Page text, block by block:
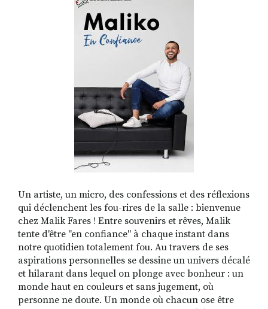
RECHERCHER
S'INSCRIRE À LA NEWSLETTER
FACEBOOKINSTAGRAM
LINKEDINYOUTUBE
Un artiste, un micro, des confessions et des réflexions
qui déclenchent les fou-rires de la salle : bienvenue
chez Malik Fares ! Entre souvenirs et rêves, Malik
tente d'être "en confiance" à chaque instant dans
notre quotidien totalement fou. Au travers de ses
aspirations personnelles se dessine un univers décalé
et hilarant dans lequel on plonge avec bonheur : un
monde haut en couleurs et sans jugement, où
personne ne doute. Un monde où chacun ose être